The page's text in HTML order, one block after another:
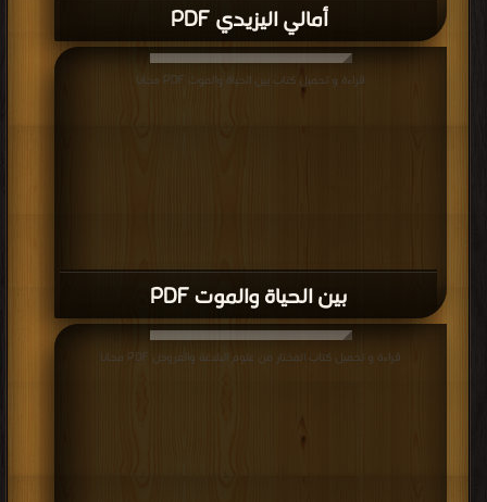
أمالي اليزيدي PDF
بين الحياة والموت PDF
قراءة و تحميل كتاب بين الحياة والموت PDF مجانا
قراءة و تحميل كتاب المختار من علوم البلاغة والعروض PDF مجانا